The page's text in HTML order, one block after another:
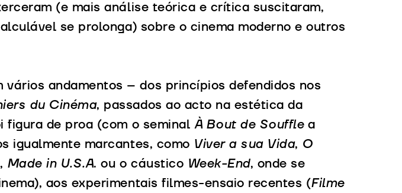
(e mais análise teórica e crítica suscitaram,
se prolonga) sobre o cinema moderno e outros
andamentos – dos princípios defendidos nos
du Cinéma, passados ao acto na estética da
figura de proa (com o seminal À Bout de Soufflea
igualmente marcantes, como Viver a sua Vida, O
, Made in U.S.A. ou o cáustico Week-End, onde se
aos experimentais filmes-ensaio recentes (Filme